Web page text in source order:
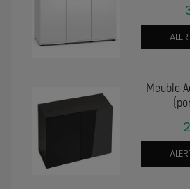
Meuble